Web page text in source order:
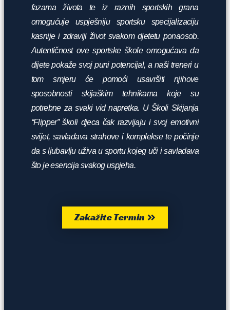
fazama života te iz raznih sportskih grana
omogućuje uspješniju sportsku specijalizaciju
kasnije i zdraviji život svakom djetetu ponaosob.
Autentičnost ove sportske škole omogućava da
dijete pokaže svoj puni potencijal, a naši treneri u
tom smjeru će pomoći usavršiti njihove
sposobnosti skijaškim tehnikama koje su
potrebne za svaki vid napretka. U Školi Skijanja
“Flipper” školi djeca čak razvijaju i svoj emotivni
svijet, savladava strahove i komplekse te počinje
da s ljubavlju uživa u sportu kojeg uči i savladava
što je esencija svakog uspjeha.
Zakažite Termin